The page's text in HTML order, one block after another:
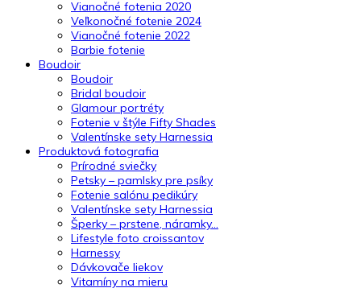
Vianočné fotenia 2020
Veľkonočné fotenie 2024
Vianočné fotenie 2022
Barbie fotenie
Boudoir
Boudoir
Bridal boudoir
Glamour portréty
Fotenie v štýle Fifty Shades
Valentínske sety Harnessia
Produktová fotografia
Prírodné sviečky
Petsky – pamlsky pre psíky
Fotenie salónu pedikúry
Valentínske sety Harnessia
Šperky – prstene, náramky…
Lifestyle foto croissantov
Harnessy
Dávkovače liekov
Vitamíny na mieru